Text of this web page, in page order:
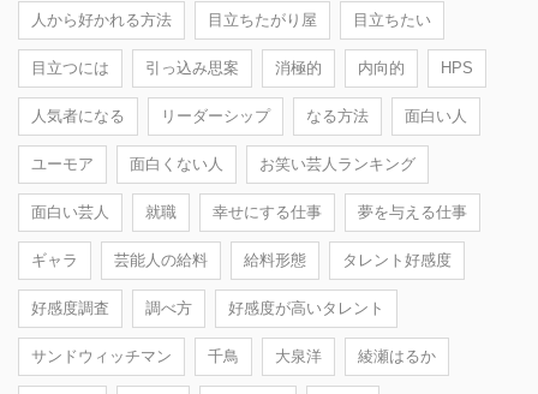
人から好かれる方法 目立ちたがり屋 目立ちたい
目立つには 引っ込み思案 消極的 内向的 HPS
人気者になる リーダーシップ なる方法 面白い人
ユーモア 面白くない人 お笑い芸人ランキング
面白い芸人 就職 幸せにする仕事 夢を与える仕事
ギャラ 芸能人の給料 給料形態 タレント好感度
好感度調査 調べ方 好感度が高いタレント
サンドウィッチマン 千鳥 大泉洋 綾瀬はるか